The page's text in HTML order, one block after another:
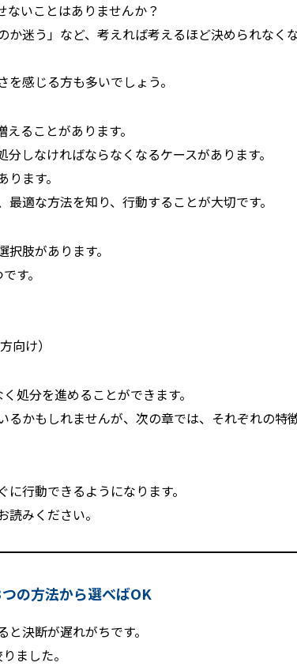
いことはありませんか？
か迷う」など、考えれば考えるほど決められなく
感じる方も多いでしょう。
ることがあります。
しなければならなくなるケースがあります。
ます。
適な方法を知り、行動することが大切です。
肢があります。
す。
向け）
処分を進めることができます。
るかもしれませんが、次の章では、それぞれの特
行動できるようになります。
みください。
の方法から選べばOK
決断が遅れがちです。
ました。